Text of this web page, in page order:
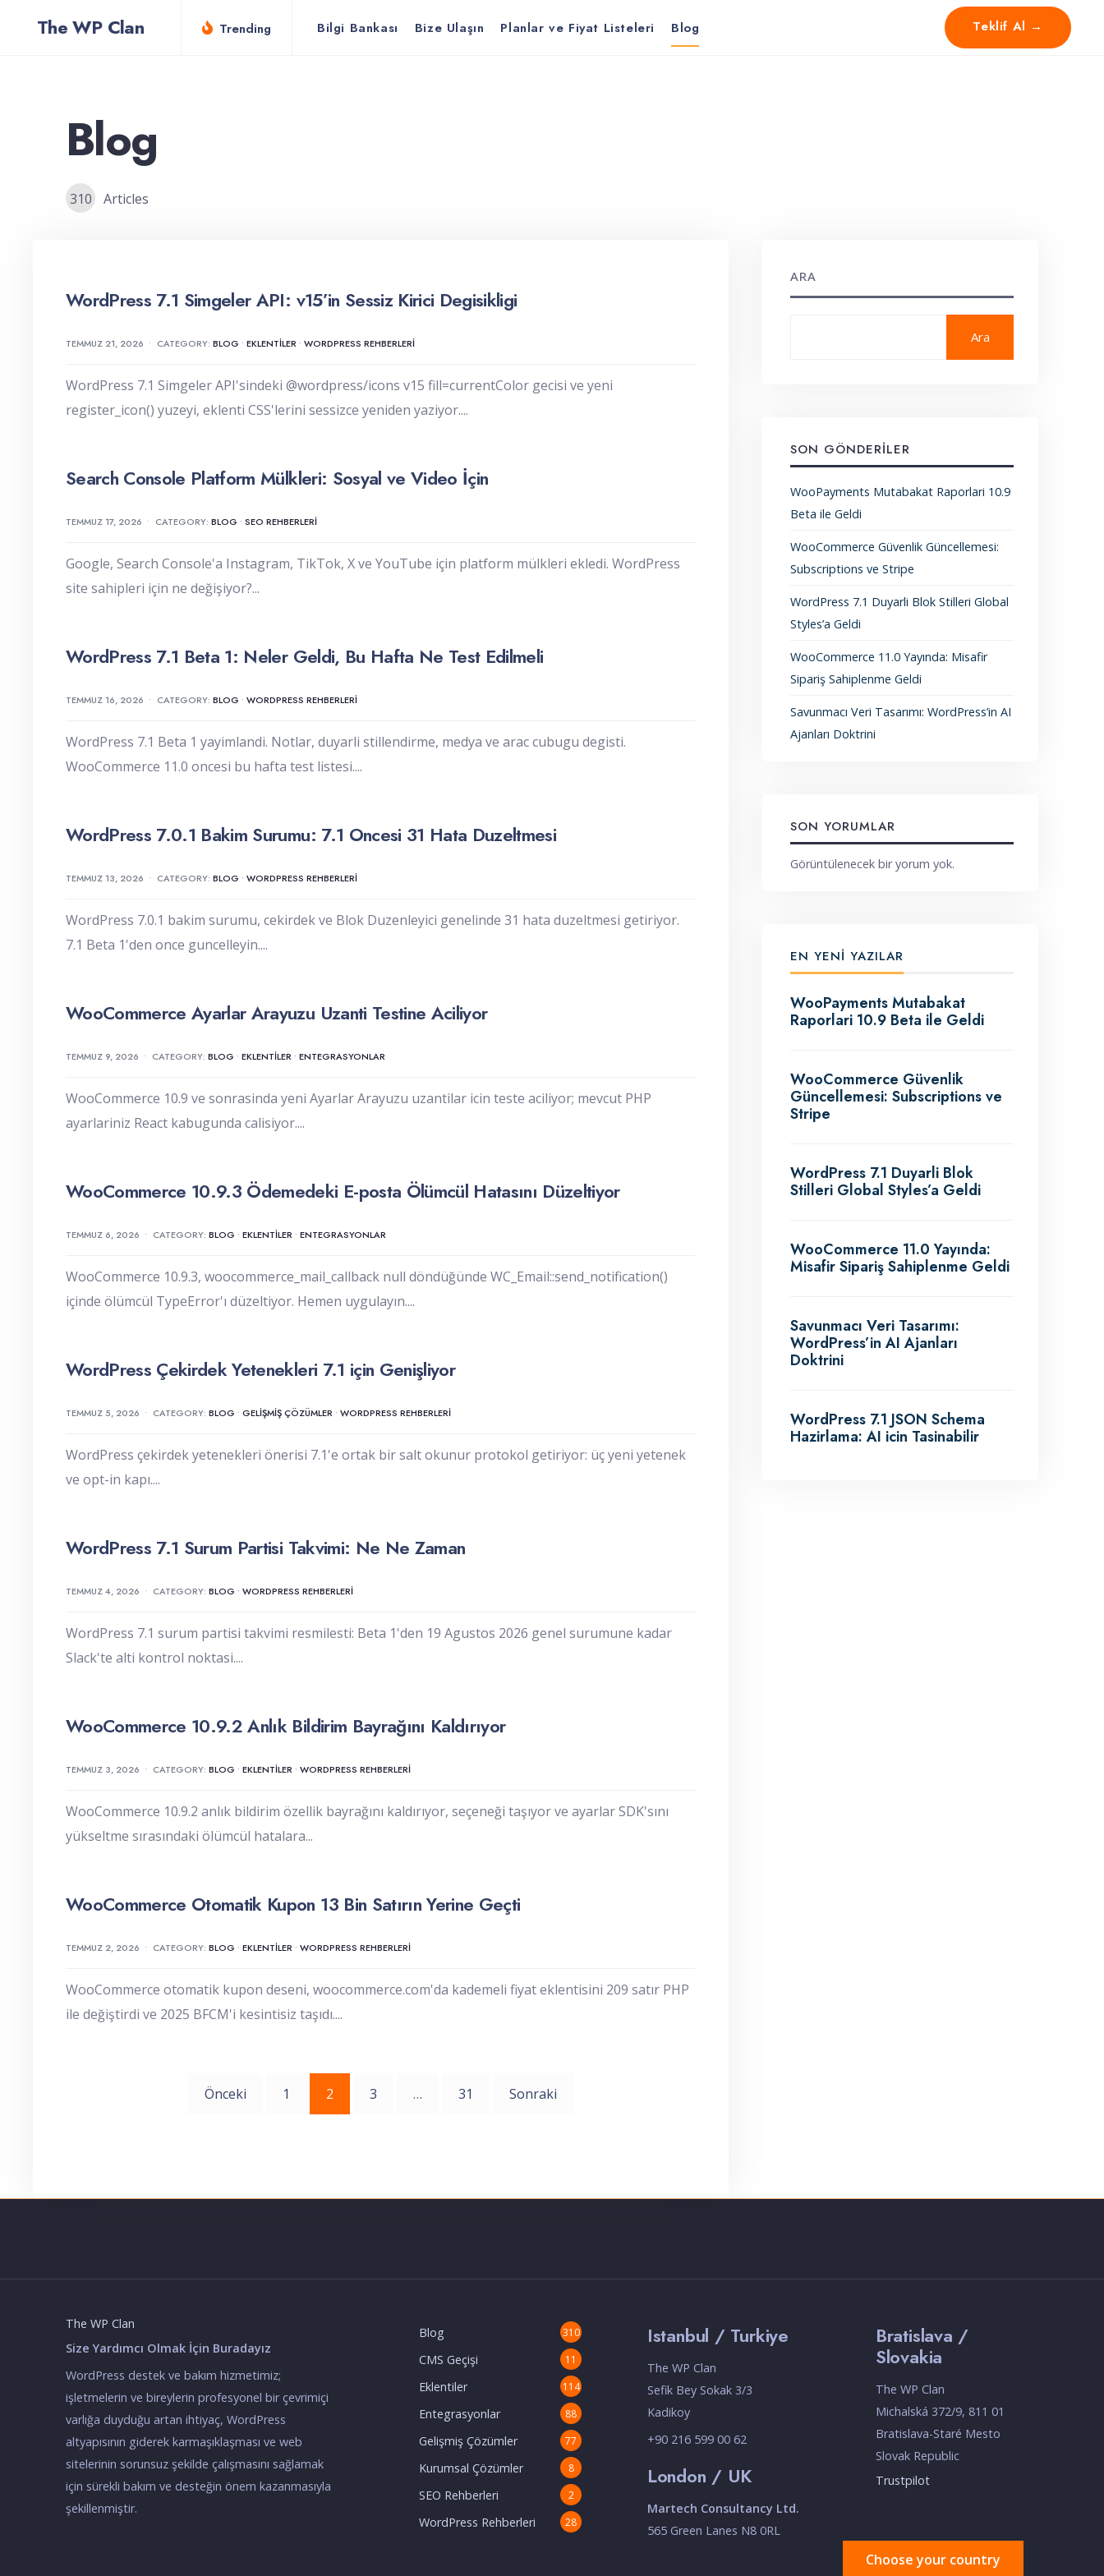
The WP Clan Trending Bilgi Bankası Bize Ulaşın Planlar ve Fiyat Listeleri Blog Teklif Al →
Blog
310 Articles
WordPress 7.1 Simgeler API: v15’in Sessiz Kirici Degisikligi
TEMMUZ 21, 2026 • CATEGORY: BLOG • EKLENTILER • WORDPRESS REHBERLERI
WordPress 7.1 Simgeler API'sindeki @wordpress/icons v15 fill=currentColor gecisi ve yeni
register_icon() yuzeyi, eklenti CSS'lerini sessizce yeniden yaziyor....
Search Console Platform Mülkleri: Sosyal ve Video İçin
TEMMUZ 17, 2026 • CATEGORY: BLOG • SEO REHBERLERI
Google, Search Console'a Instagram, TikTok, X ve YouTube için platform mülkleri ekledi. WordPress
site sahipleri için ne değişiyor?...
WordPress 7.1 Beta 1: Neler Geldi, Bu Hafta Ne Test Edilmeli
TEMMUZ 16, 2026 • CATEGORY: BLOG • WORDPRESS REHBERLERI
WordPress 7.1 Beta 1 yayimlandi. Notlar, duyarli stillendirme, medya ve arac cubugu degisti.
WooCommerce 11.0 oncesi bu hafta test listesi....
WordPress 7.0.1 Bakim Surumu: 7.1 Oncesi 31 Hata Duzeltmesi
TEMMUZ 13, 2026 • CATEGORY: BLOG • WORDPRESS REHBERLERI
WordPress 7.0.1 bakim surumu, cekirdek ve Blok Duzenleyici genelinde 31 hata duzeltmesi getiriyor.
7.1 Beta 1'den once guncelleyin....
WooCommerce Ayarlar Arayuzu Uzanti Testine Aciliyor
TEMMUZ 9, 2026 • CATEGORY: BLOG • EKLENTILER • ENTEGRASYONLAR
WooCommerce 10.9 ve sonrasinda yeni Ayarlar Arayuzu uzantilar icin teste aciliyor; mevcut PHP
ayarlariniz React kabugunda calisiyor....
WooCommerce 10.9.3 Ödemedeki E-posta Ölümcül Hatasını Düzeltiyor
TEMMUZ 6, 2026 • CATEGORY: BLOG • EKLENTILER • ENTEGRASYONLAR
WooCommerce 10.9.3, woocommerce_mail_callback null döndüğünde WC_Email::send_notification()
içinde ölümcül TypeError'ı düzeltiyor. Hemen uygulayın....
WordPress Çekirdek Yetenekleri 7.1 için Genişliyor
TEMMUZ 5, 2026 • CATEGORY: BLOG • GELIŞMIŞ ÇÖZÜMLER • WORDPRESS REHBERLERI
WordPress çekirdek yetenekleri önerisi 7.1'e ortak bir salt okunur protokol getiriyor: üç yeni yetenek
ve opt-in kapı....
WordPress 7.1 Surum Partisi Takvimi: Ne Ne Zaman
TEMMUZ 4, 2026 • CATEGORY: BLOG • WORDPRESS REHBERLERI
WordPress 7.1 surum partisi takvimi resmilesti: Beta 1'den 19 Agustos 2026 genel surumune kadar
Slack'te alti kontrol noktasi....
WooCommerce 10.9.2 Anlık Bildirim Bayrağını Kaldırıyor
TEMMUZ 3, 2026 • CATEGORY: BLOG • EKLENTILER • WORDPRESS REHBERLERI
WooCommerce 10.9.2 anlık bildirim özellik bayrağını kaldırıyor, seçeneği taşıyor ve ayarlar SDK'sını
yükseltme sırasındaki ölümcül hatalara...
WooCommerce Otomatik Kupon 13 Bin Satırın Yerine Geçti
TEMMUZ 2, 2026 • CATEGORY: BLOG • EKLENTILER • WORDPRESS REHBERLERI
WooCommerce otomatik kupon deseni, woocommerce.com'da kademeli fiyat eklentisini 209 satır PHP
ile değiştirdi ve 2025 BFCM'i kesintisiz taşıdı....
Önceki 1 2 3 … 31 Sonraki
ARA
Ara
SON GÖNDERILER
WooPayments Mutabakat Raporlari 10.9
Beta ile Geldi
WooCommerce Güvenlik Güncellemesi:
Subscriptions ve Stripe
WordPress 7.1 Duyarli Blok Stilleri Global
Styles’a Geldi
WooCommerce 11.0 Yayında: Misafir
Sipariş Sahiplenme Geldi
Savunmacı Veri Tasarımı: WordPress’in AI
Ajanları Doktrini
SON YORUMLAR
Görüntülenecek bir yorum yok.
EN YENI YAZILAR
WooPayments Mutabakat
Raporlari 10.9 Beta ile Geldi
WooCommerce Güvenlik
Güncellemesi: Subscriptions ve
Stripe
WordPress 7.1 Duyarli Blok
Stilleri Global Styles’a Geldi
WooCommerce 11.0 Yayında:
Misafir Sipariş Sahiplenme Geldi
Savunmacı Veri Tasarımı:
WordPress’in AI Ajanları
Doktrini
WordPress 7.1 JSON Schema
Hazirlama: AI icin Tasinabilir
The WP Clan
Size Yardımcı Olmak İçin Buradayız
WordPress destek ve bakım hizmetimiz;
işletmelerin ve bireylerin profesyonel bir çevrimiçi
varlığa duyduğu artan ihtiyaç, WordPress
altyapısının giderek karmaşıklaşması ve web
sitelerinin sorunsuz şekilde çalışmasını sağlamak
için sürekli bakım ve desteğin önem kazanmasıyla
şekillenmiştir.
Blog 310
CMS Geçişi 11
Eklentiler 114
Entegrasyonlar 88
Gelişmiş Çözümler 77
Kurumsal Çözümler 8
SEO Rehberleri 2
WordPress Rehberleri 28
Istanbul / Turkiye
The WP Clan
Sefik Bey Sokak 3/3
Kadikoy
+90 216 599 00 62
London / UK
Martech Consultancy Ltd.
565 Green Lanes N8 0RL
Bratislava /
Slovakia
The WP Clan
Michalská 372/9, 811 01
Bratislava-Staré Mesto
Slovak Republic
Trustpilot
Choose your country